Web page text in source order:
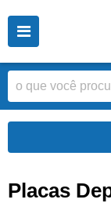
Placas